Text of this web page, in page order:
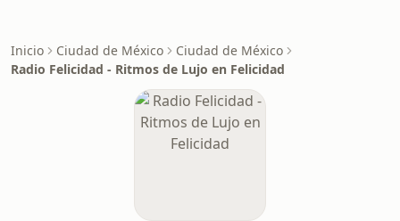
Inicio Ciudad de México
Ciudad de México
Radio Felicidad - Ritmos de Lujo en Felicidad